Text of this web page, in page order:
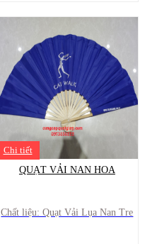
Chi tiết
QUẠT VẢI NAN HOA
Chất liệu: Quạt Vải Lụa Nan Tre